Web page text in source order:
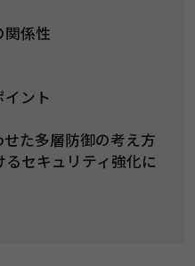
関係性
イント
た多層防御の考え方
セキュリティ強化に